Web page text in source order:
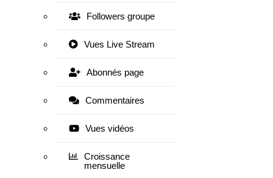
Followers groupe
Vues Live Stream
Abonnés page
Commentaires
Vues vidéos
Croissance
mensuelle